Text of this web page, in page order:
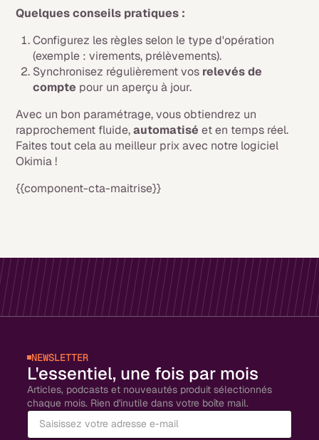
Quelques conseils pratiques :
Configurez les règles selon le type d'opération
(exemple : virements, prélèvements).
Synchronisez régulièrement vos relevés de
compte pour un aperçu à jour.
Avec un bon paramétrage, vous obtiendrez un
rapprochement fluide,automatisé et en temps réel.
Faites tout cela au meilleur prix avec notre logiciel
Okimia !
{{component-cta-maitrise}}
NEWSLETTER
L'essentiel, une fois par mois
Articles, podcasts et nouveautés produit sélectionnés
chaque mois. Rien d'inutile dans votre boîte mail.